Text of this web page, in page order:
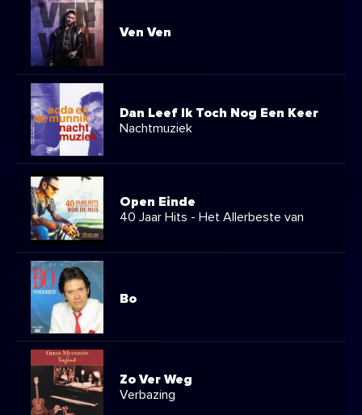
Ven Ven
Dan Leef Ik Toch Nog Een Keer
Nachtmuziek
Open Einde
40 Jaar Hits - Het Allerbeste van
Bo
Zo Ver Weg
Verbazing